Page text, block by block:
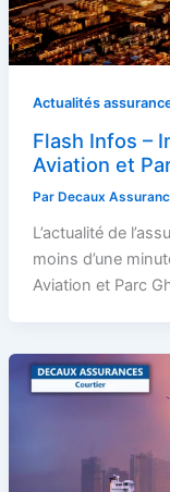
Actualités
Flash Infos –
Aviation et
Par Decaux
L’actualité de
moins d’une
Aviation et Parc